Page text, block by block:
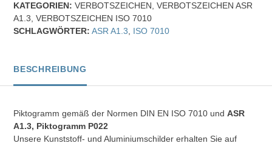
-
Verbotszeichen
Menge
KATEGORIEN: VERBOTSZEICHEN,VERBOTSZEICHEN ASR
A1.3,VERBOTSZEICHEN ISO 7010
SCHLAGWÖRTER: ASR A1.3, ISO 7010
BESCHREIBUNG
Piktogramm gemäß der Normen DIN EN ISO 7010 undASR
A1.3, Piktogramm P022
Unsere Kunststoff- und Aluminiumschilder erhalten Sie auf